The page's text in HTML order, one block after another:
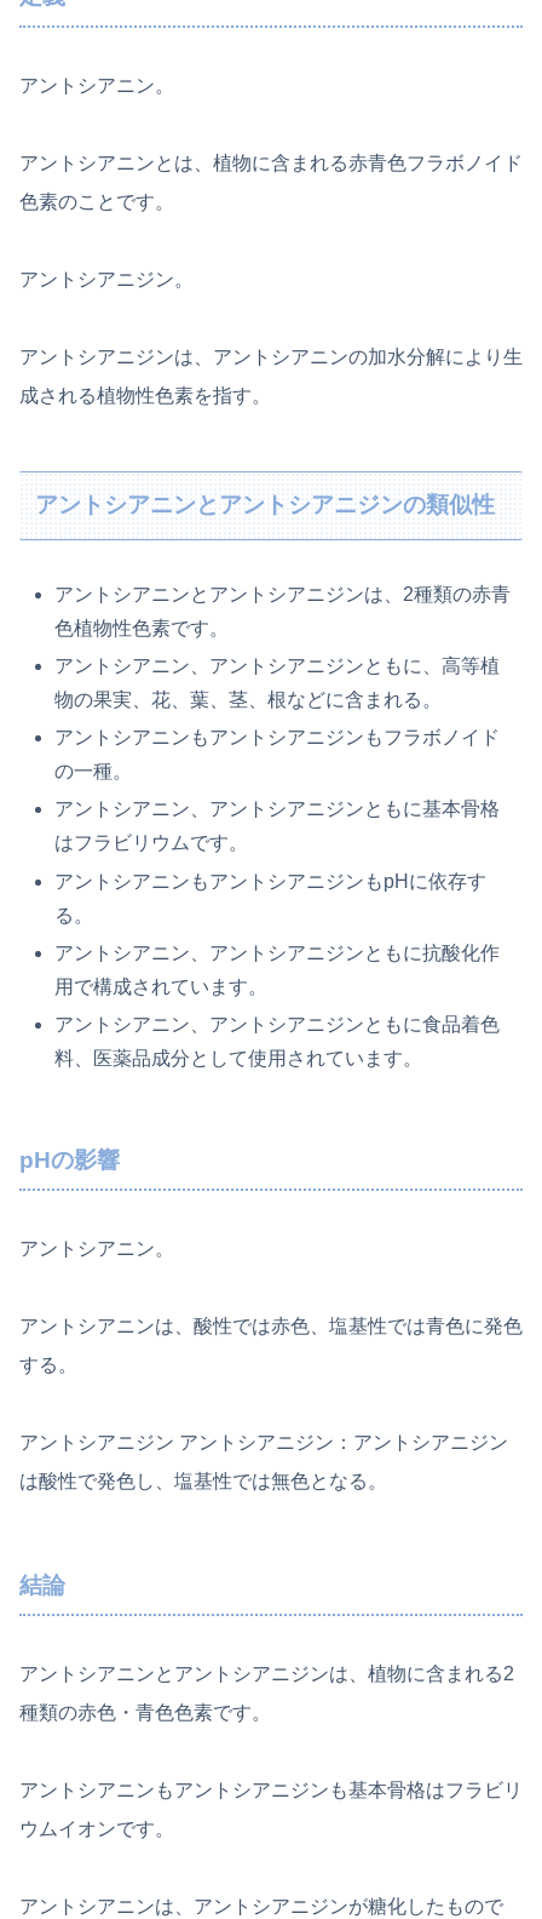
アントシアニン。
アントシアニンとは、植物に含まれる赤青色フラボノイド
色素のことです。
アントシアニジン。
アントシアニジンは、アントシアニンの加水分解により生
成される植物性色素を指す。
アントシアニンとアントシアニジンの類似性
アントシアニンとアントシアニジンは、2種類の赤青
色植物性色素です。
アントシアニン、アントシアニジンともに、高等植
物の果実、花、葉、茎、根などに含まれる。
アントシアニンもアントシアニジンもフラボノイド
の一種。
アントシアニン、アントシアニジンともに基本骨格
はフラビリウムです。
アントシアニンもアントシアニジンもpHに依存す
る。
アントシアニン、アントシアニジンともに抗酸化作
用で構成されています。
アントシアニン、アントシアニジンともに食品着色
料、医薬品成分として使用されています。
pHの影響
アントシアニン。
アントシアニンは、酸性では赤色、塩基性では青色に発色
する。
アントシアニジン アントシアニジン：アントシアニジン
は酸性で発色し、塩基性では無色となる。
結論
アントシアニンとアントシアニジンは、植物に含まれる2
種類の赤色・青色色素です。
アントシアニンもアントシアニジンも基本骨格はフラビリ
ウムイオンです。
アントシアニンは、アントシアニジンが糖化したもので